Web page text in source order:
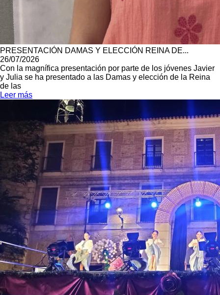
PRESENTACIÓN DAMAS Y ELECCIÓN REINA DE...
26/07/2026
Con la magnífica presentación por parte de los jóvenes Javier
y Julia se ha presentado a las Damas y elección de la Reina
de las
Leer más